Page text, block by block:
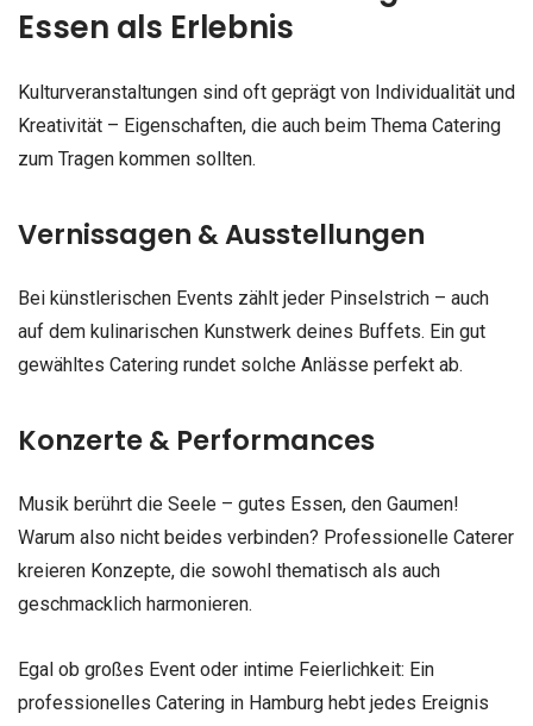
Essen als Erlebnis
Kulturveranstaltungen sind oft geprägt von Individualität und
Kreativität – Eigenschaften, die auch beim Thema Catering
zum Tragen kommen sollten.
Vernissagen & Ausstellungen
Bei künstlerischen Events zählt jeder Pinselstrich – auch
auf dem kulinarischen Kunstwerk deines Buffets. Ein gut
gewähltes Catering rundet solche Anlässe perfekt ab.
Konzerte & Performances
Musik berührt die Seele – gutes Essen, den Gaumen!
Warum also nicht beides verbinden? Professionelle Caterer
kreieren Konzepte, die sowohl thematisch als auch
geschmacklich harmonieren.
Egal ob großes Event oder intime Feierlichkeit: Ein
professionelles Catering in Hamburg hebt jedes Ereignis